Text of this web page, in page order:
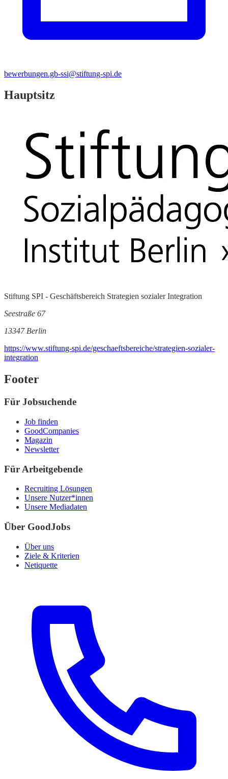
bewerbungen.gb-ssi@stiftung-spi.de
Hauptsitz
Stiftung SPI - Geschäftsbereich Strategien sozialer Integration
Seestraße 67
13347 Berlin
https://www.stiftung-spi.de/geschaeftsbereiche/strategien-sozialer-
integration
Footer
Für Jobsuchende
Job finden
GoodCompanies
Magazin
Newsletter
Für Arbeitgebende
Recruiting Lösungen
Unsere Nutzer*innen
Unsere Mediadaten
Über GoodJobs
Über uns
Ziele & Kriterien
Netiquette